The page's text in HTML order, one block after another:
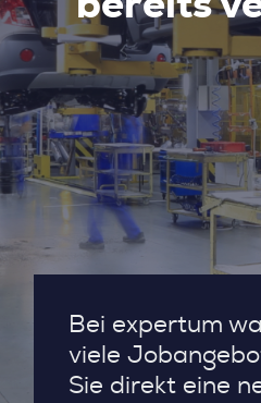
Bei expertum
viele
Sie direkt eine